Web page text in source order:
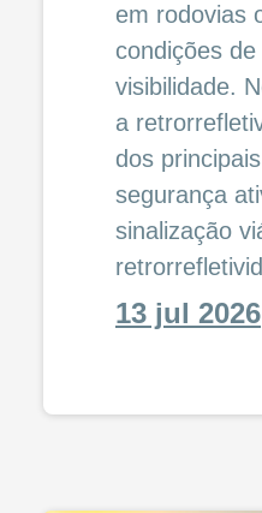
em rodovias
condições
visibilidade.
a
dos
segurança
sinalização
13 jul 2026